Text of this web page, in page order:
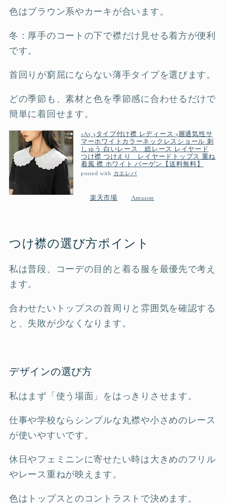
色はブラウン系やカーキが合います。
冬：厚手のコートの下で襟だけ見せる着方が便利
です。
首回りが窮屈にならない薄手タイプを選びます。
どの季節も、素材と色を季節感に合わせるだけで
簡単に着回せます。
1A5 3タイプ付け襟 レディース 3層通気性サ
マーホワイトカラーネックレスショール 刺
しゅう 白いレース 総レース レイヤード
つけ襟 つけえり レイヤードトップス 重ね
着風 襟 ホワイト バーゲン【送料無料】
posted with カエレバ
楽天市場 Amazon
つけ襟の選び方ポイント
私は普段、コーデの目的と着る服を最優先で考え
ます。
合わせたいトップスの首周りと雰囲気を確認する
と、失敗が少なくなります。
デザインの選び方
私はまず「使う場面」をはっきりさせます。
仕事や学校ならシンプルな丸襟や小さめのレース
が使いやすいです。
休日やフェミニンに寄せたい時は大きめのフリル
やレース重ねが映えます。
色はトップスとのコントラストで決めます。